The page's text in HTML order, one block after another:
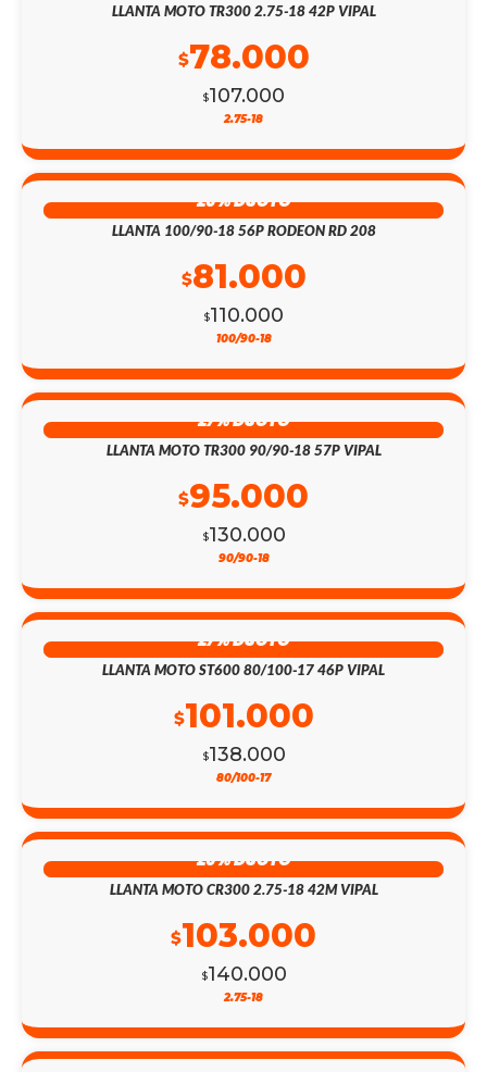
LLANTA MOTO TR300 2.75-18 42P VIPAL
$107.000
$78.000
2.75-18
26% DSCTO
LLANTA 100/90-18 56P RODEON RD 208
$110.000
$81.000
100/90-18
27% DSCTO
LLANTA MOTO TR300 90/90-18 57P VIPAL
$130.000
$95.000
90/90-18
27% DSCTO
LLANTA MOTO ST600 80/100-17 46P VIPAL
$138.000
$101.000
80/100-17
26% DSCTO
LLANTA MOTO CR300 2.75-18 42M VIPAL
$140.000
$103.000
2.75-18